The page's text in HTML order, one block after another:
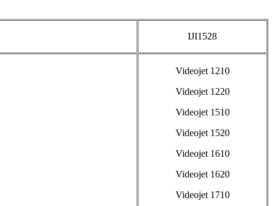
IJI1528
Videojet 1210
Videojet 1220
Videojet 1510
Videojet 1520
Videojet 1610
Videojet 1620
Videojet 1710